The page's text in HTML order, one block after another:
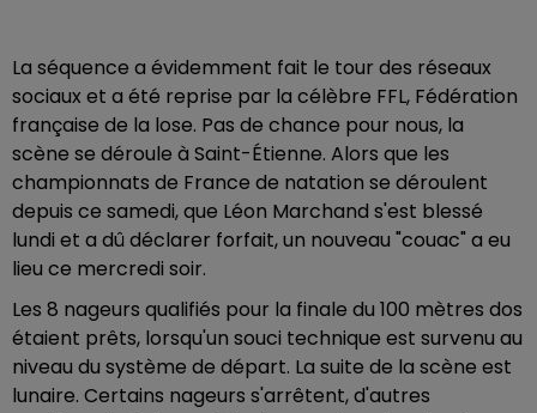
La séquence a évidemment fait le tour des réseaux
sociaux et a été reprise par la célèbre FFL, Fédération
française de la lose. Pas de chance pour nous, la
scène se déroule à Saint-Étienne. Alors que les
championnats de France de natation se déroulent
depuis ce samedi, que Léon Marchand s'est blessé
lundi et a dû déclarer forfait, un nouveau "couac" a eu
lieu ce mercredi soir.
Les 8 nageurs qualifiés pour la finale du 100 mètres dos
étaient prêts, lorsqu'un souci technique est survenu au
niveau du système de départ. La suite de la scène est
lunaire. Certains nageurs s'arrêtent, d'autres